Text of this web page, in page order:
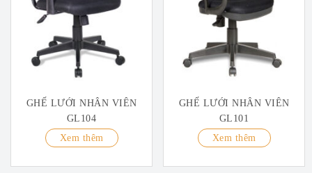
GHẾ LƯỚI NHÂN VIÊN
GL104
Xem thêm
GHẾ LƯỚI NHÂN VIÊN
GL101
Xem thêm